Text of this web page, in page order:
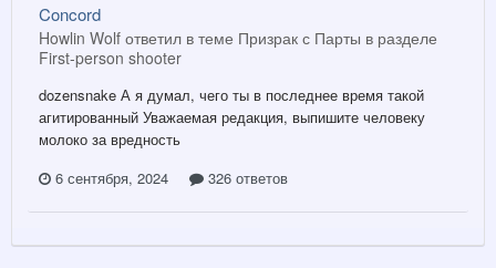
Concord
Howlin Wolf ответил в теме Призрак с Парты в разделе
First-person shooter
dozensnake А я думал, чего ты в последнее время такой
агитированный Уважаемая редакция, выпишите человеку
молоко за вредность
6 сентября, 2024
326 ответов